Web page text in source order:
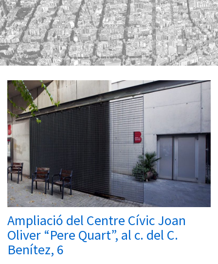
Ampliació del Centre Cívic Joan
Oliver “Pere Quart”, al c. del C.
Benítez, 6